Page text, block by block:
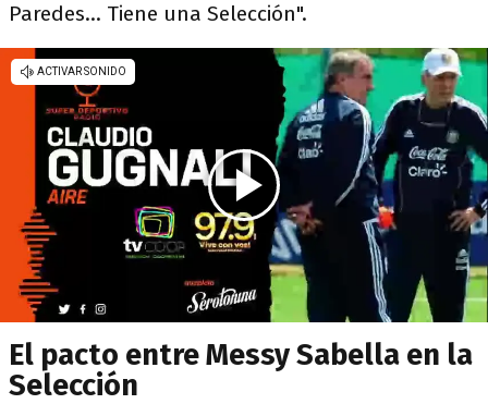
Paredes... Tiene una Selección".
El pacto entre Messy Sabella en la
Selección